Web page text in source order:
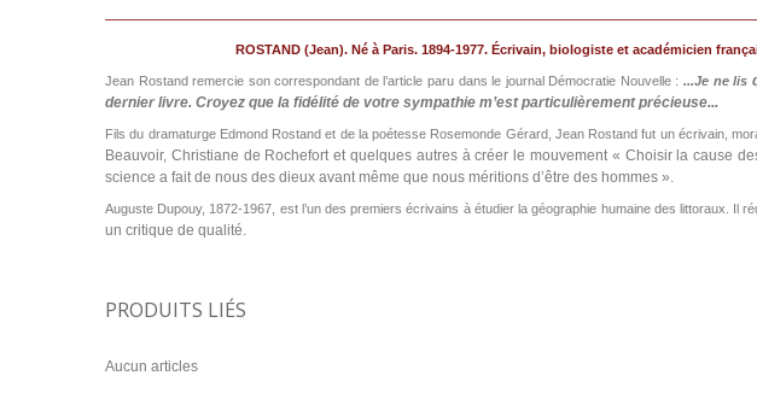
ROSTAND (Jean). Né à Paris. 1894-1977. Écrivain, biologiste et académicien
Jean Rostand remercie son correspondant de l’article paru dans le journal Démocratie Nouvelle :...Je ne lis
dernier livre. Croyez que la fidélité de votre sympathie m’est particulièrement précieuse...
Fils du dramaturge Edmond Rostand et de la poétesse Rosemonde Gérard, Jean Rostand fut un écrivain,
Beauvoir, Christiane de Rochefort et quelques autres à créer le mouvement « Choisir la cause
science a fait de nous des dieux avant même que nous méritions d’être des hommes ».
Auguste Dupouy, 1872-1967, est l’un des premiers écrivains à étudier la géographie humaine des littoraux. Il
un critique de qualité.
PRODUITS LIÉS
Aucun articles